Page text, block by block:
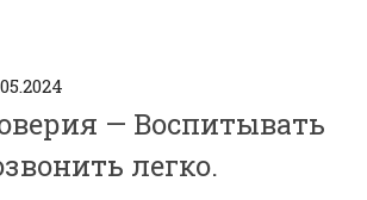
— Воспитывать
легко.